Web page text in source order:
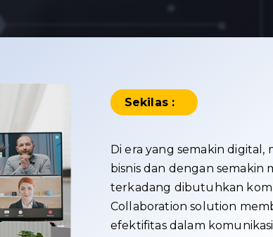
Sekilas :
Di era yang semakin
bisnis dan dengan semakin
terkadang dibutuhkan
Collaboration solution
efektifitas dalam